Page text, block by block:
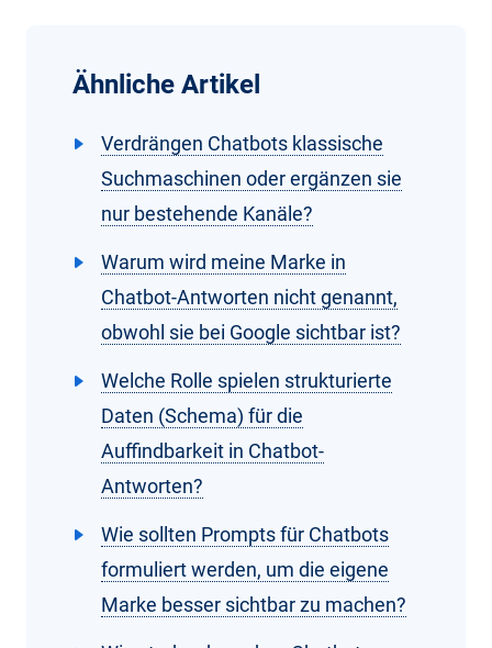
Ähnliche Artikel
Verdrängen Chatbots klassische
Suchmaschinen oder ergänzen sie
nur bestehende Kanäle?
Warum wird meine Marke in
Chatbot-Antworten nicht genannt,
obwohl sie bei Google sichtbar ist?
Welche Rolle spielen strukturierte
Daten (Schema) für die
Auffindbarkeit in Chatbot-
Antworten?
Wie sollten Prompts für Chatbots
formuliert werden, um die eigene
Marke besser sichtbar zu machen?